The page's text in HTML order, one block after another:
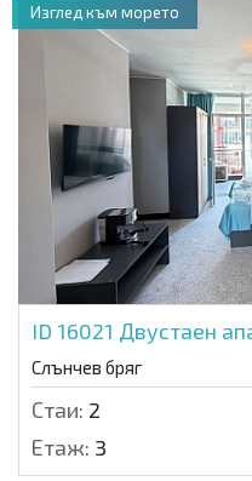
ID 16021 Двустаен
Слънчев бряг
Стаи: 2
Етаж: 3
Изглед към морето